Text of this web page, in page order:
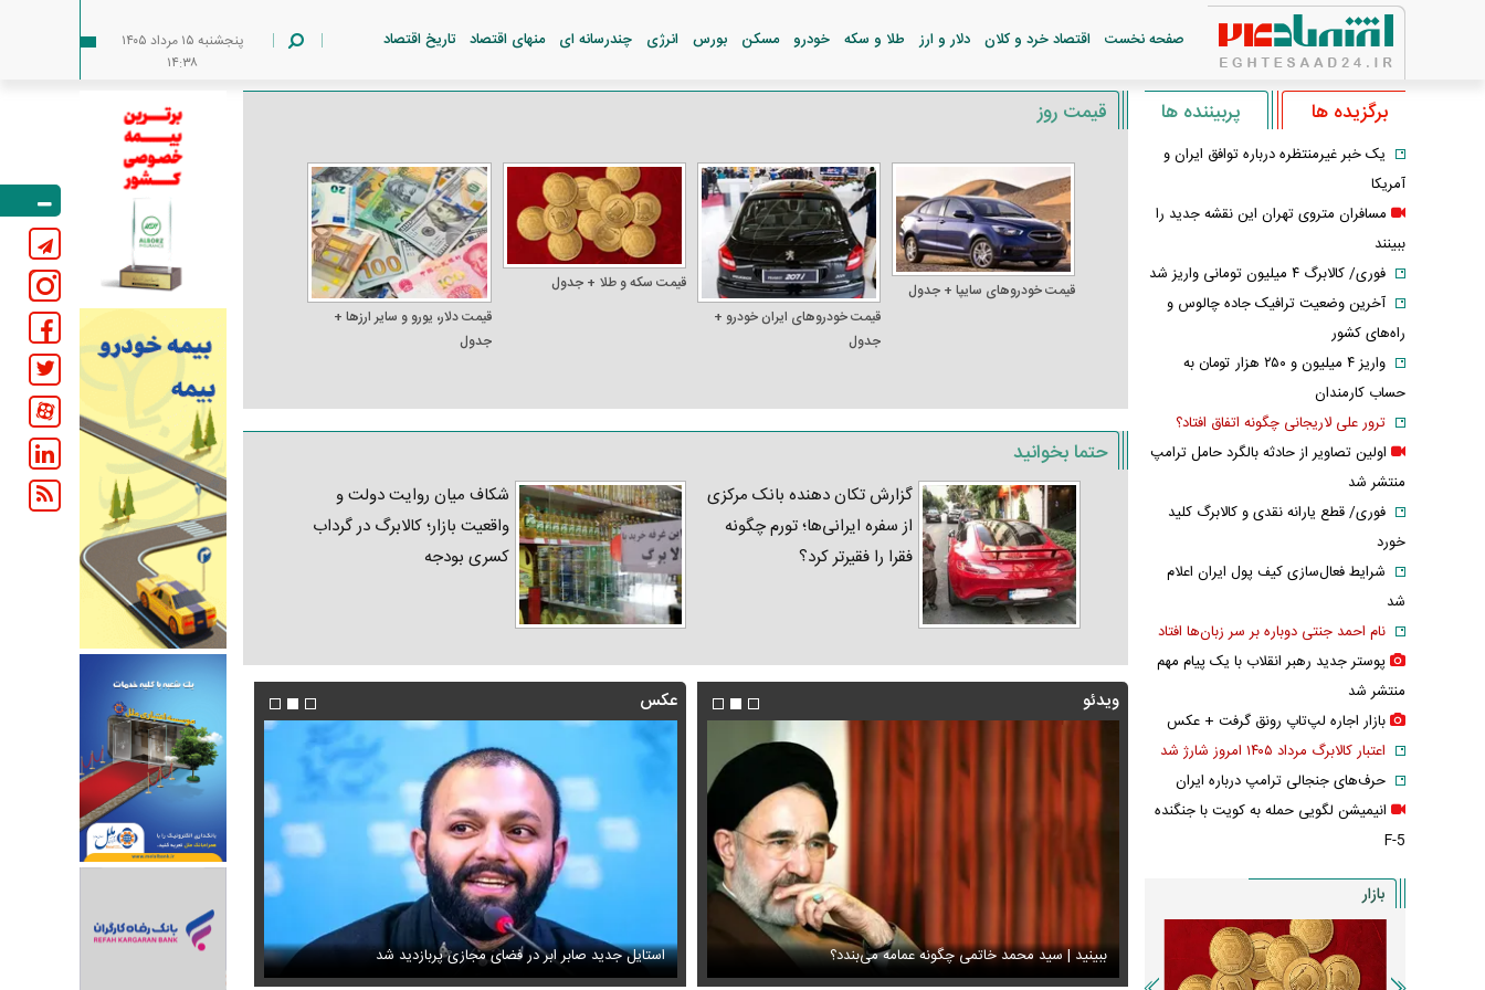
صفحه نخست اقتصاد خرد و کلان دلار و ارز طلا و سکه خودرو مسکن بورس انرژی چندرسانه ای منهای اقتصاد تاریخ اقتصاد
پنجشنبه ۱۵ مرداد ۱۴۰۵
۱۴:۳۸
قیمت روز
قیمت خودرو‌های سایپا + جدول
قیمت خودرو‌های ایران خودرو +
جدول
قیمت سکه و طلا + جدول
قیمت دلار، یورو و سایر ارز‌ها +
جدول
حتما بخوانید
گزارش تکان‌ دهنده بانک مرکزی
از سفره ایرانی‌ها؛ تورم چگونه
فقرا را فقیرتر کرد؟
شکاف میان روایت دولت و
واقعیت بازار؛ کالابرگ در گرداب
کسری بودجه
ویدئو
جدید متروی تهران شما را به تمام جاهای دیدنی شهر
ببینید | سید محمد خاتمی چگونه عمامه می‌بندد؟ اولین تصاویر از حادثه بالگرد حامل ترامپ منتشر شد
این نقشه جدید متروی تهران شما را به تمام
می‌رساند + ویدئو
عکس
تاریخی ثریا اسفندیاری در کاخ گلستان ۷۵ سال پیش سانسور عجیب تلویزیون همه را متعجب کرد استایل جدید صابر ابر در فضای مجازی پربازدید شد عکس تاریخی ثریا اسفندیاری در کاخ گلستان ۷۵ سال
برگزیده ها پربیننده ها
یک خبر غیرمنتظره درباره توافق ایران و
آمریکا
مسافران متروی تهران این نقشه جدید را
ببینند
فوری/ کالابرگ ۴ میلیون تومانی واریز شد
آخرین وضعیت ترافیک جاده چالوس و
راه‌های کشور
واریز ۴ میلیون و ۲۵۰ هزار تومان به
حساب کارمندان
ترور علی لاریجانی چگونه اتفاق افتاد؟
اولین تصاویر از حادثه بالگرد حامل ترامپ
منتشر شد
فوری/ قطع یارانه نقدی و کالابرگ کلید
خورد
شرایط فعال‌سازی کیف پول ایران اعلام
شد
نام احمد جنتی دوباره بر سر زبان‌ها افتاد
پوستر جدید رهبر انقلاب با یک پیام مهم
منتشر شد
بازار اجاره لپ‌تاپ رونق گرفت + عکس
اعتبار کالابرگ مرداد ۱۴۰۵ امروز شارژ شد
حرف‌های جنجالی ترامپ درباره ایران
انیمیشن لگویی حمله به کویت با جنگنده
F-5
بازار